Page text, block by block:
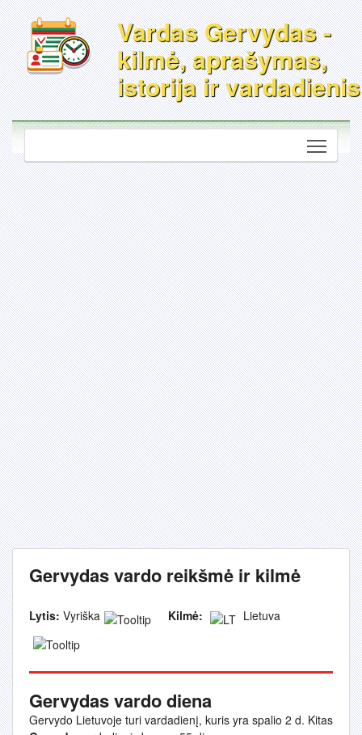
Vardas Gervydas -
kilmė, aprašymas,
istorija ir vardadienis
Gervydas vardo reikšmė ir kilmė
Lytis: Vyriška Kilmė: Lietuva
Gervydas vardo diena
Gervydo Lietuvoje turi vardadienį, kuris yra spalio 2 d. Kitas